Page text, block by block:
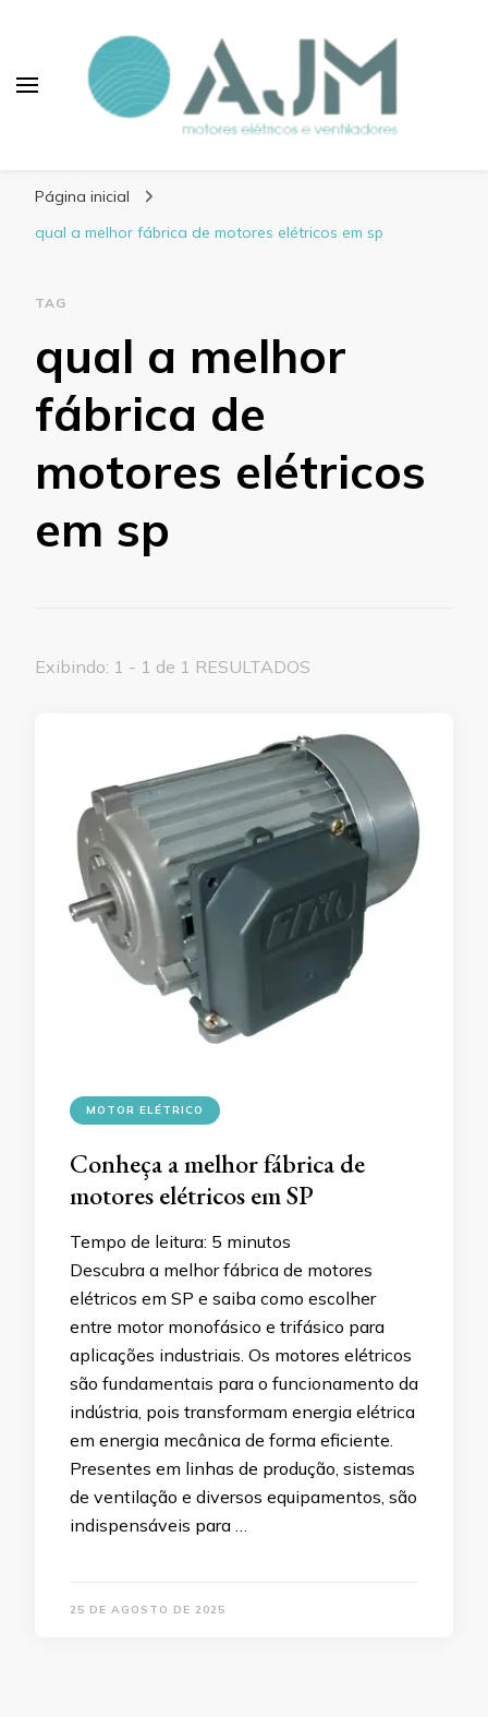
Elétricos e Ventiladores
Página inicial
qual a melhor fábrica de motores elétricos em sp
TAG
qual a melhor
fábrica de
motores elétricos
em sp
Exibindo: 1 - 1 de 1 RESULTADOS
MOTOR ELÉTRICO
Conheça a melhor fábrica de
motores elétricos em SP
Tempo de leitura: 5 minutos
Descubra a melhor fábrica de motores
elétricos em SP e saiba como escolher
entre motor monofásico e trifásico para
aplicações industriais. Os motores elétricos
são fundamentais para o funcionamento da
indústria, pois transformam energia elétrica
em energia mecânica de forma eficiente.
Presentes em linhas de produção, sistemas
de ventilação e diversos equipamentos, são
indispensáveis para …
25 DE AGOSTO DE 2025